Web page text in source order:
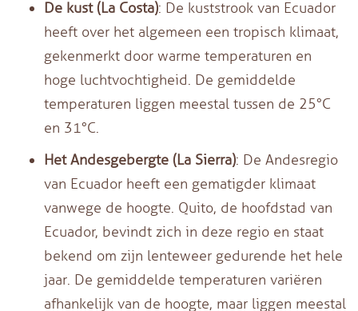
De kust (La Costa): De kuststrook van Ecuador
heeft over het algemeen een tropisch klimaat,
gekenmerkt door warme temperaturen en
hoge luchtvochtigheid. De gemiddelde
temperaturen liggen meestal tussen de 25°C
en 31°C.
Het Andesgebergte (La Sierra): De Andesregio
van Ecuador heeft een gematigder klimaat
vanwege de hoogte. Quito, de hoofdstad van
Ecuador, bevindt zich in deze regio en staat
bekend om zijn lenteweer gedurende het hele
jaar. De gemiddelde temperaturen variëren
afhankelijk van de hoogte, maar liggen meestal